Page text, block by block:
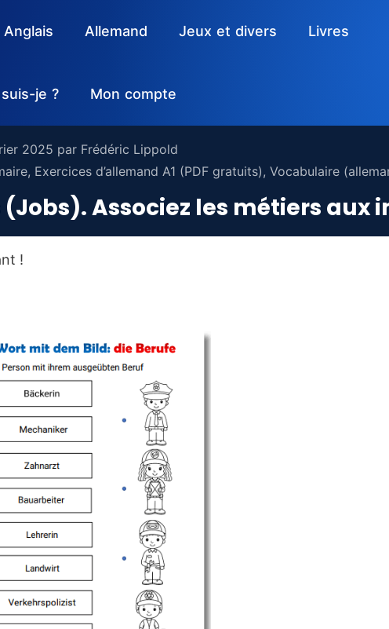
Anglais Allemand Jeux et divers Livres
je ? Mon compte
2025 par Frédéric Lippold
, Exercices d’allemand A1 (PDF gratuits), Vocabulaire
Associez les métiers aux
!